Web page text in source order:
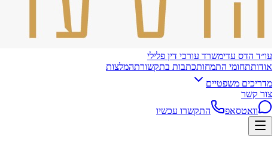
עו״ד הדס עדימשרד עורכי דין פלילי
אודותתחומי התמחותכתבות בתקשורתהמלצות
מדריכים משפטיים
צור קשר
וואטסאפ
התקשרו עכשיו